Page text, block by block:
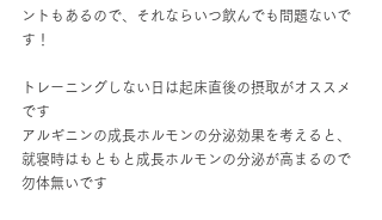
ントもあるので、それならいつ飲んでも問題ないで
す！
トレーニングしない日は起床直後の摂取がオススメ
です
アルギニンの成長ホルモンの分泌効果を考えると、
就寝時はもともと成長ホルモンの分泌が高まるので
勿体無いです